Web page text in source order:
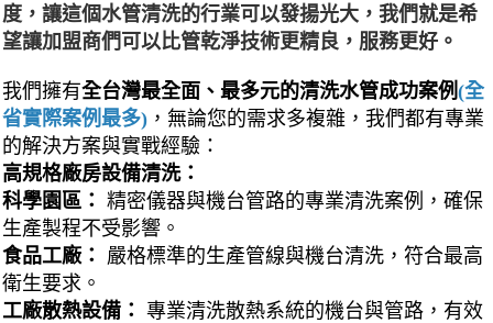
度，讓這個水管清洗的行業可以發揚光大，我們就是希
望讓加盟商們可以比管乾淨技術更精良，服務更好。
我們擁有全台灣最全面、最多元的清洗水管成功案例(全
省實際案例最多) ，無論您的需求多複雜，我們都有專業
的解決方案與實戰經驗：
高規格廠房設備清洗：
科學園區： 精密儀器與機台管路的專業清洗案例，確保
生產製程不受影響。
食品工廠：
嚴格標準的生產管線與機台清洗，符合最高
衛生要求。
工廠散熱設備： 專業清洗散熱系統的機台與管路，有效